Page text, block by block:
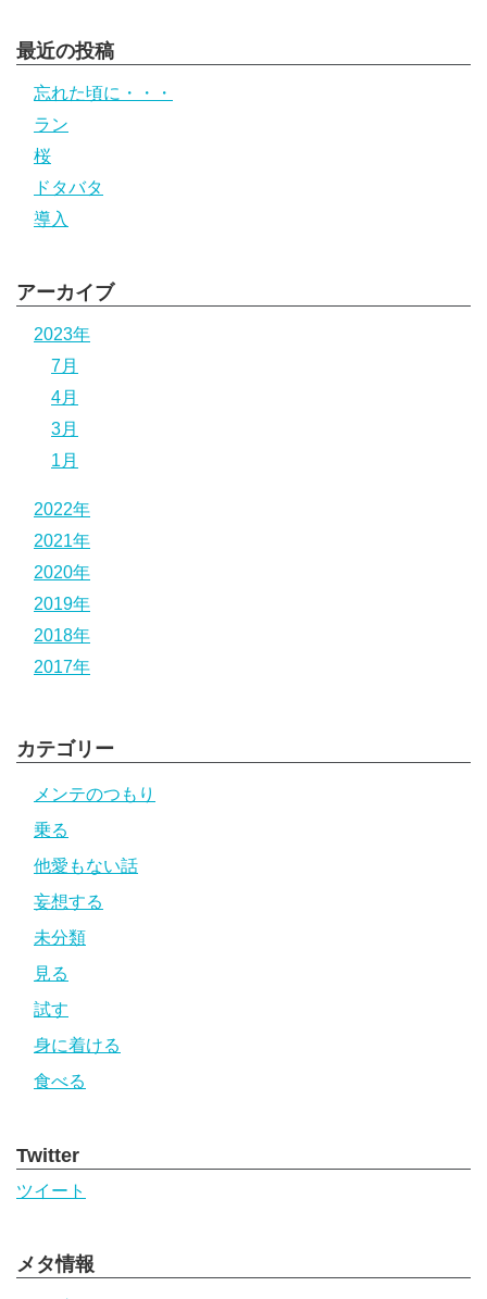
最近の投稿
忘れた頃に・・・
ラン
桜
ドタバタ
導入
アーカイブ
2023年
7月
4月
3月
1月
2022年
2021年
2020年
2019年
2018年
2017年
カテゴリー
メンテのつもり
乗る
他愛もない話
妄想する
未分類
見る
試す
身に着ける
食べる
Twitter
ツイート
メタ情報